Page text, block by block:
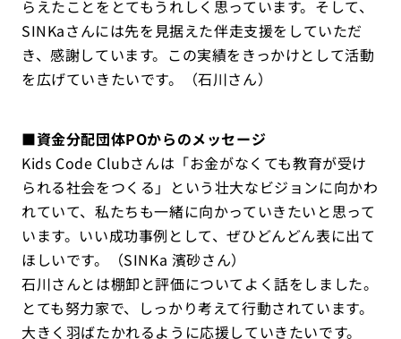
らえたことをとてもうれしく思っています。そして、
SINKaさんには先を見据えた伴走支援をしていただ
き、感謝しています。この実績をきっかけとして活動
を広げていきたいです。（石川さん）
■資金分配団体POからのメッセージ
Kids Code Clubさんは「お金がなくても教育が受け
られる社会をつくる」という壮大なビジョンに向かわ
れていて、私たちも一緒に向かっていきたいと思って
います。いい成功事例として、ぜひどんどん表に出て
ほしいです。（SINKa 濱砂さん）
石川さんとは棚卸と評価についてよく話をしました。
とても努力家で、しっかり考えて行動されています。
大きく羽ばたかれるように応援していきたいです。